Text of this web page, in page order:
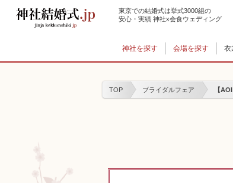
東京での結婚式は挙式3000組の
安心・実績 神社x会食ウェディング
神社を探す 会場を探す 衣
TOP ブライダルフェア 【